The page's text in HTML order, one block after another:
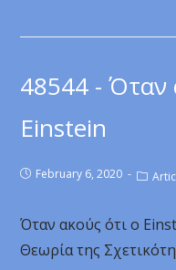
48544 - Όταν
Einstein
February 6, 2020
Όταν ακούς ότι ο
Θεωρία της